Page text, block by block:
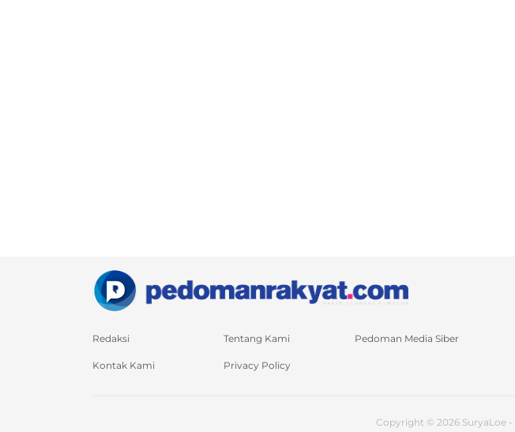
Redaksi Tentang Kami Pedoman Media Siber
Kontak Kami Privacy Policy
Copyright © 2026 SuryaLoe -